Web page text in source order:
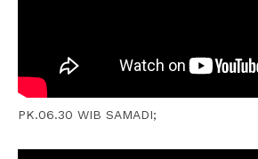
PK.06.30 WIB SAMADI;